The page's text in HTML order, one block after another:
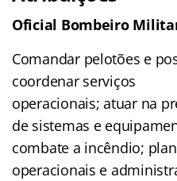
Oficial Bombeiro
Comandar pelotões e
coordenar serviços
operacionais; atuar na
de sistemas e
combate a incêndio;
operacionais e